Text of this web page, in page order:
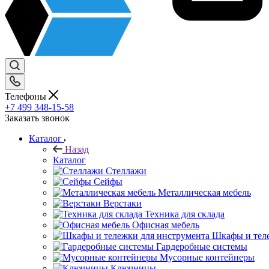
Телефоны
+7 499 348-15-58
Заказать звонок
Каталог
Назад
Каталог
Стеллажи
Сейфы
Металлическая мебель
Верстаки
Техника для склада
Офисная мебель
Шкафы и
Гардеробные системы
Мусорные контейнеры